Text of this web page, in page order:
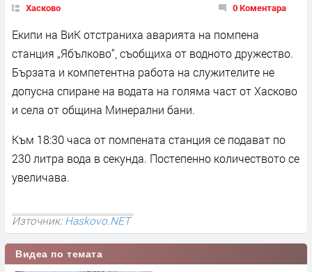
Хасково 0 Коментара
Екипи на ВиК отстраниха аварията на помпена
станция „Ябълково“, съобщиха от водното дружество.
Бързата и компетентна работа на служителите не
допусна спиране на водата на голяма част от Хасково
и села от община Минерални бани.
Към 18:30 часа от помпената станция се подават по
230 литра вода в секунда. Постепенно количеството се
увеличава.
Източник:Haskovo.NET
Видеа по темата